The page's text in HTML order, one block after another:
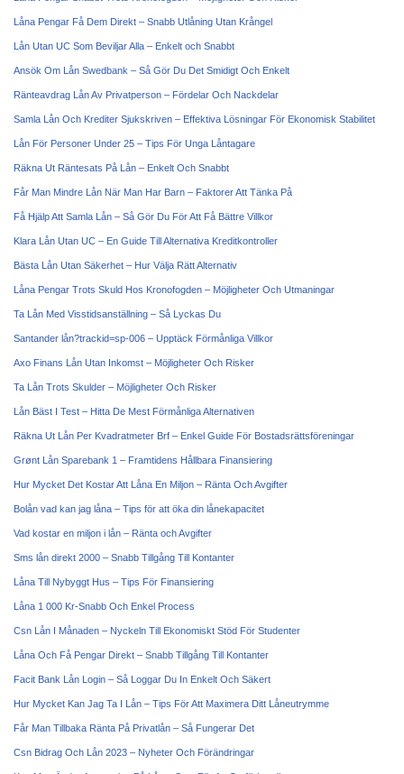
Låna Pengar Få Dem Direkt – Snabb Utlåning Utan Krångel
Lån Utan UC Som Beviljar Alla – Enkelt och Snabbt
Ansök Om Lån Swedbank – Så Gör Du Det Smidigt Och Enkelt
Ränteavdrag Lån Av Privatperson – Fördelar Och Nackdelar
Samla Lån Och Krediter Sjukskriven – Effektiva Lösningar För Ekonomisk Stabilitet
Lån För Personer Under 25 – Tips För Unga Låntagare
Räkna Ut Räntesats På Lån – Enkelt Och Snabbt
Får Man Mindre Lån När Man Har Barn – Faktorer Att Tänka På
Få Hjälp Att Samla Lån – Så Gör Du För Att Få Bättre Villkor
Klara Lån Utan UC – En Guide Till Alternativa Kreditkontroller
Bästa Lån Utan Säkerhet – Hur Välja Rätt Alternativ
Låna Pengar Trots Skuld Hos Kronofogden – Möjligheter Och Utmaningar
Ta Lån Med Visstidsanställning – Så Lyckas Du
Santander lån?trackid=sp-006 – Upptäck Förmånliga Villkor
Axo Finans Lån Utan Inkomst – Möjligheter Och Risker
Ta Lån Trots Skulder – Möjligheter Och Risker
Lån Bäst I Test – Hitta De Mest Förmånliga Alternativen
Räkna Ut Lån Per Kvadratmeter Brf – Enkel Guide För Bostadsrättsföreningar
Grønt Lån Sparebank 1 – Framtidens Hållbara Finansiering
Hur Mycket Det Kostar Att Låna En Miljon – Ränta Och Avgifter
Bolån vad kan jag låna – Tips för att öka din lånekapacitet
Vad kostar en miljon i lån – Ränta och Avgifter
Sms lån direkt 2000 – Snabb Tillgång Till Kontanter
Låna Till Nybyggt Hus – Tips För Finansiering
Låna 1 000 Kr-Snabb Och Enkel Process
Csn Lån I Månaden – Nyckeln Till Ekonomiskt Stöd För Studenter
Låna Och Få Pengar Direkt – Snabb Tillgång Till Kontanter
Facit Bank Lån Login – Så Loggar Du In Enkelt Och Säkert
Hur Mycket Kan Jag Ta I Lån – Tips För Att Maximera Ditt Låneutrymme
Får Man Tillbaka Ränta På Privatlån – Så Fungerar Det
Csn Bidrag Och Lån 2023 – Nyheter Och Förändringar